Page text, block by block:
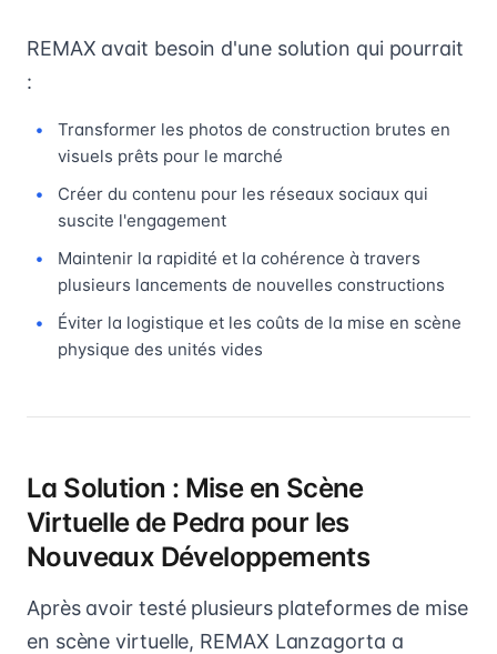
REMAX avait besoin d'une solution qui pourrait
:
Transformer les photos de construction brutes en
visuels prêts pour le marché
Créer du contenu pour les réseaux sociaux qui
suscite l'engagement
Maintenir la rapidité et la cohérence à travers
plusieurs lancements de nouvelles constructions
Éviter la logistique et les coûts de la mise en scène
physique des unités vides
La Solution : Mise en Scène
Virtuelle de Pedra pour les
Nouveaux Développements
Après avoir testé plusieurs plateformes de mise
en scène virtuelle, REMAX Lanzagorta a